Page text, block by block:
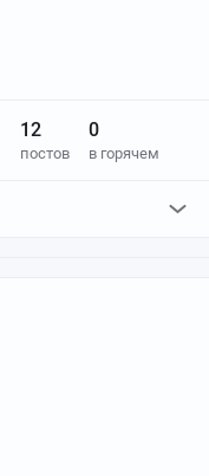
12
постов
0
в горячем